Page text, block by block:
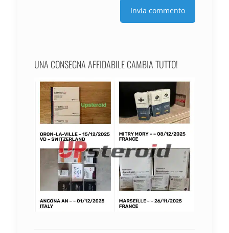
UNA CONSEGNA AFFIDABILE CAMBIA TUTTO!